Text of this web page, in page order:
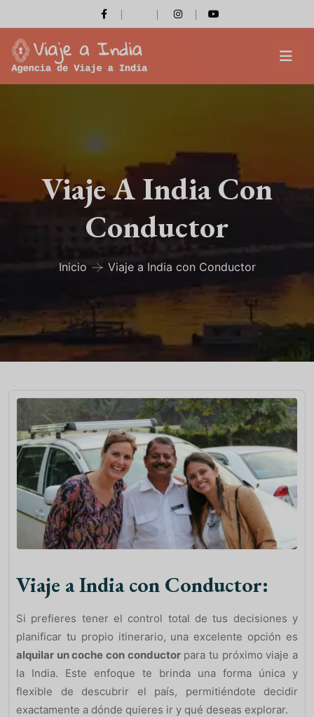
Viaje A India Con
Conductor
Inicio Viaje a India con Conductor
Viaje a India con Conductor:
Si prefieres tener el control total de tus decisiones y
planificar tu propio itinerario, una excelente opción es
alquilar un coche con conductorpara tu próximo viaje a
la India. Este enfoque te brinda una forma única y
flexible de descubrir el país, permitiéndote decidir
exactamente a dónde quieres ir y qué deseas explorar.